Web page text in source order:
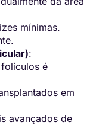
mínimas.
:
é
em
avançados de